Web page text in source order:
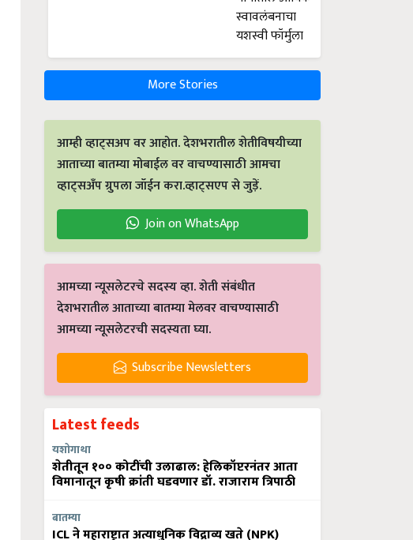
More Stories
आम्ही व्हाट्सअप वर आहोत. देशभरातील शेतीविषयीच्या
आताच्या बातम्या मोबाईल वर वाचण्यासाठी आमचा
व्हाट्सअँप ग्रुपला जॉईन करा.व्हाट्सएप से जुड़ें.
Join on WhatsApp
आमच्या न्यूसलेटरचे सदस्य व्हा. शेती संबंधीत
देशभरातील आताच्या बातम्या मेलवर वाचण्यासाठी
आमच्या न्यूसलेटरची सदस्यता घ्या.
Subscribe Newsletters
Latest feeds
यशोगाथा
शेतीतून १०० कोटींची उलाढाल: हेलिकॉप्टरनंतर आता
विमानातून कृषी क्रांती घडवणार डॉ. राजाराम त्रिपाठी
बातम्या
ICL ने महाराष्ट्रात अत्याधुनिक विद्राव्य खते (NPK)